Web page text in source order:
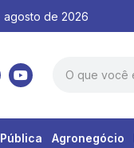
de 2026
Agronegócio